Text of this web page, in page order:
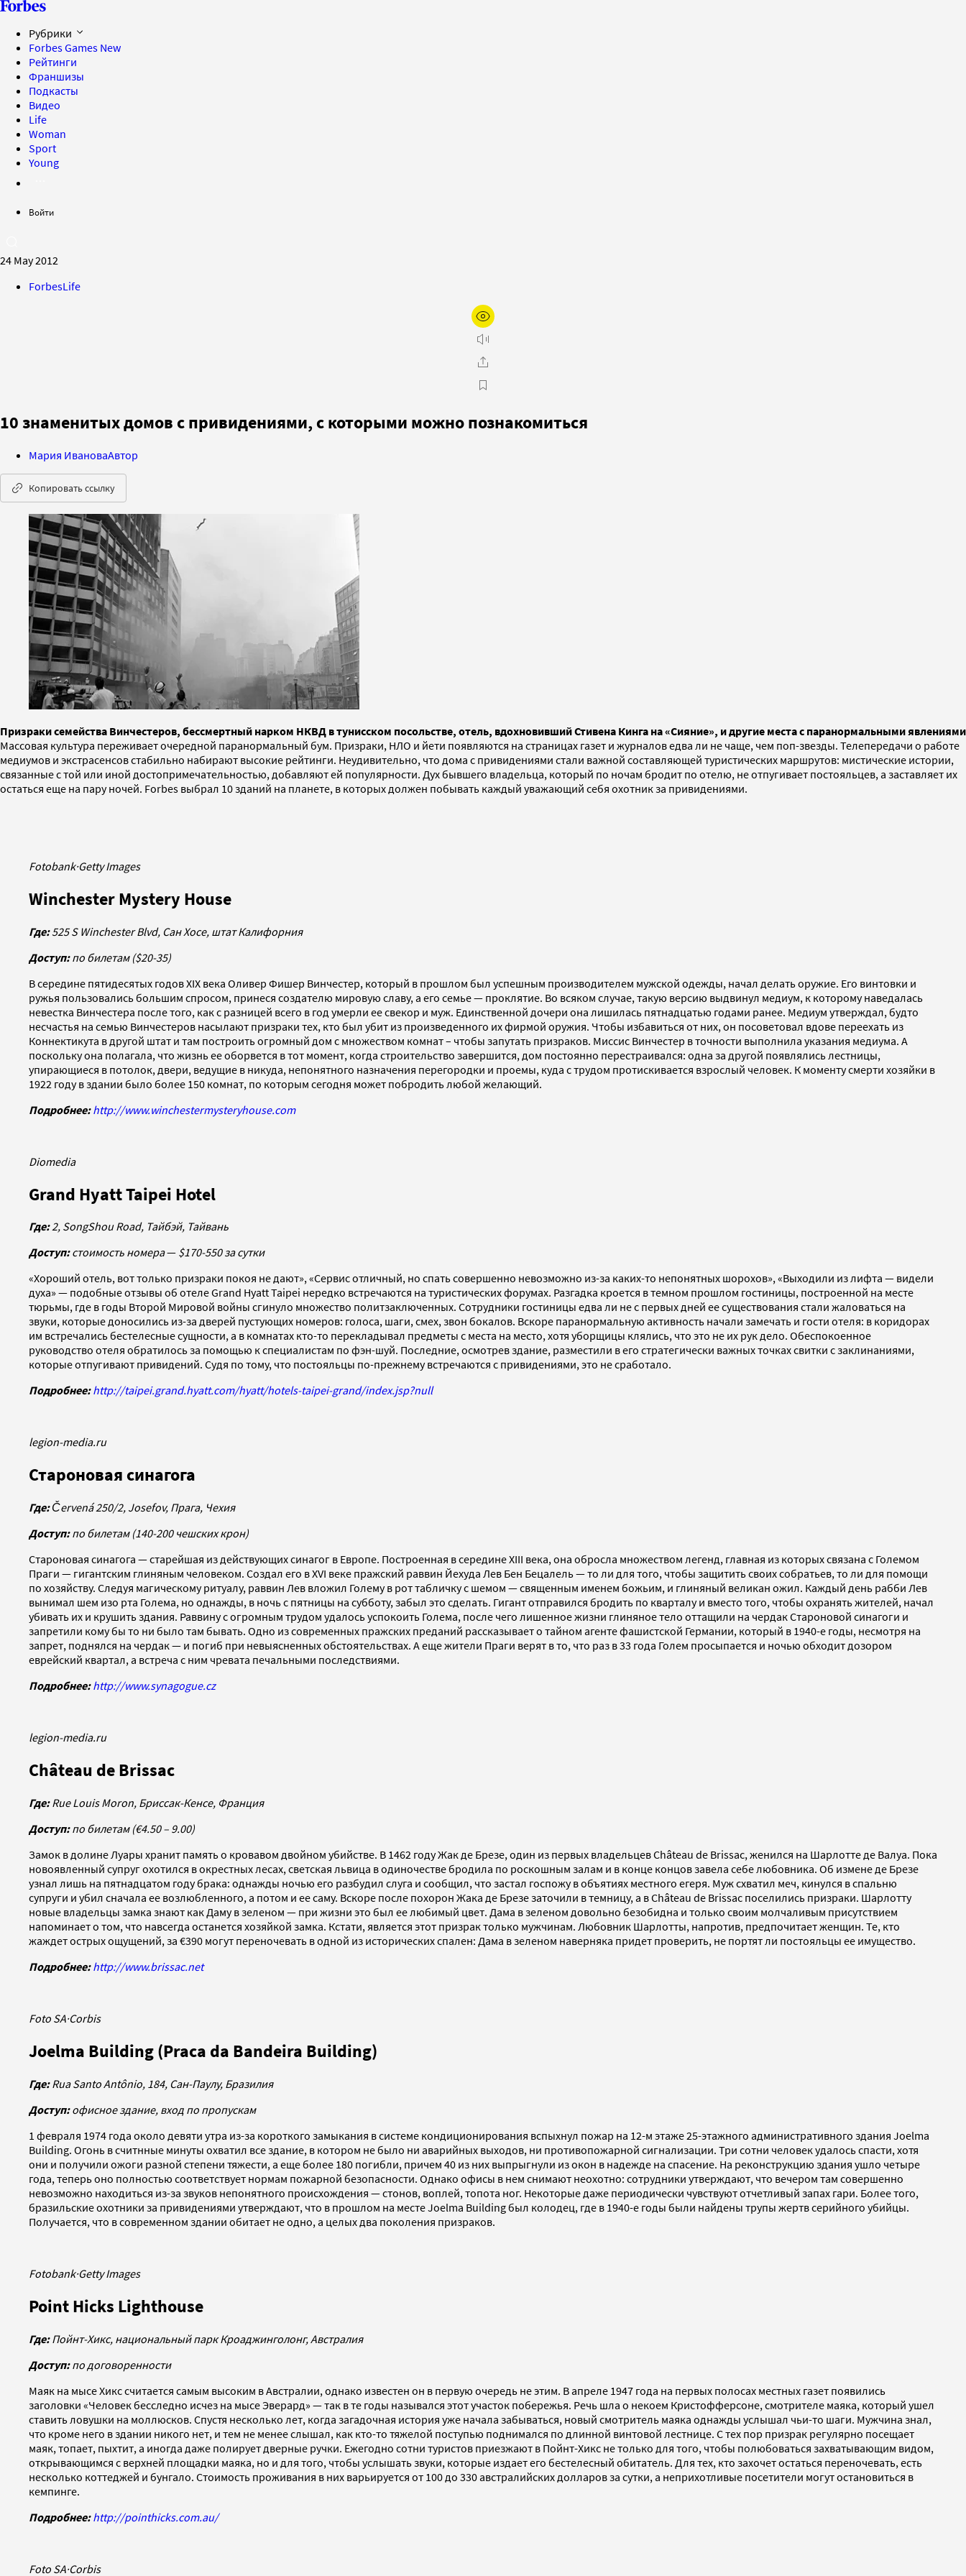
Рубрики
Forbes Games New
Рейтинги
Франшизы
Подкасты
Видео
Life
Woman
Sport
Young
Войти
24 May 2012
ForbesLife
10 знаменитых домов с привидениями, с которыми можно познакомиться
Мария ИвановаАвтор
Копировать ссылку
Призраки семейства Винчестеров, бессмертный нарком НКВД в тунисском посольстве, отель, вдохновивший Стивена Кинга на «Сияние», и другие места с паранормальными явлениями
Массовая культура переживает очередной паранормальный бум. Призраки, НЛО и йети появляются на страницах газет и журналов едва ли не чаще, чем поп-звезды. Телепередачи о работе
медиумов и экстрасенсов стабильно набирают высокие рейтинги. Неудивительно, что дома с привидениями стали важной составляющей туристических маршрутов: мистические истории,
связанные с той или иной достопримечательностью, добавляют ей популярности. Дух бывшего владельца, который по ночам бродит по отелю, не отпугивает постояльцев, а заставляет их
остаться еще на пару ночей. Forbes выбрал 10 зданий на планете, в которых должен побывать каждый уважающий себя охотник за привидениями.
Fotobank·Getty Images
Winchester Mystery House
Где:525 S Winchester Blvd, Сан Хосе, штат Калифорния
Доступ:по билетам ($20-35)
В середине пятидесятых годов XIX века Оливер Фишер Винчестер, который в прошлом был успешным производителем мужской одежды, начал делать оружие. Его винтовки и
ружья пользовались большим спросом, принеся создателю мировую славу, а его семье — проклятие. Во всяком случае, такую версию выдвинул медиум, к которому наведалась
невестка Винчестера после того, как с разницей всего в год умерли ее свекор и муж. Единственной дочери она лишилась пятнадцатью годами ранее. Медиум утверждал, будто
несчастья на семью Винчестеров насылают призраки тех, кто был убит из произведенного их фирмой оружия. Чтобы избавиться от них, он посоветовал вдове переехать из
Коннектикута в другой штат и там построить огромный дом с множеством комнат – чтобы запутать призраков. Миссис Винчестер в точности выполнила указания медиума. А
поскольку она полагала, что жизнь ее оборвется в тот момент, когда строительство завершится, дом постоянно перестраивался: одна за другой появлялись лестницы,
упирающиеся в потолок, двери, ведущие в никуда, непонятного назначения перегородки и проемы, куда с трудом протискивается взрослый человек. К моменту смерти хозяйки в
1922 году в здании было более 150 комнат, по которым сегодня может побродить любой желающий.
Подробнее: http://www.winchestermysteryhouse.com
Diomedia
Grand Hyatt Taipei Hotel
Где:2, SongShou Road, Тайбэй, Тайвань
Доступ:стоимость номера— $170-550 за сутки
«Хороший отель, вот только призраки покоя не дают», «Сервис отличный, но спать совершенно невозможно из-за каких-то непонятных шорохов», «Выходили из лифта — видели
духа» — подобные отзывы об отеле Grand Hyatt Taipei нередко встречаются на туристических форумах. Разгадка кроется в темном прошлом гостиницы, построенной на месте
тюрьмы, где в годы Второй Мировой войны сгинуло множество политзаключенных. Сотрудники гостиницы едва ли не с первых дней ее существования стали жаловаться на
звуки, которые доносились из-за дверей пустующих номеров: голоса, шаги, смех, звон бокалов. Вскоре паранормальную активность начали замечать и гости отеля: в коридорах
им встречались бестелесные сущности, а в комнатах кто-то перекладывал предметы с места на место, хотя уборщицы клялись, что это не их рук дело. Обеспокоенное
руководство отеля обратилось за помощью к специалистам по фэн-шуй. Последние, осмотрев здание, разместили в его стратегически важных точках свитки с заклинаниями,
которые отпугивают привидений. Судя по тому, что постояльцы по-прежнему встречаются с привидениями, это не сработало.
Подробнее: http://taipei.grand.hyatt.com/hyatt/hotels-taipei-grand/index.jsp?null
legion-media.ru
Староновая синагога
Где: Červená 250/2, Josefov, Прага, Чехия
Доступ:по билетам (140-200 чешских крон)
Староновая синагога — старейшая из действующих синагог в Европе. Построенная в середине XIII века, она обросла множеством легенд, главная из которых связана с Големом
Праги — гигантским глиняным человеком. Создал его в XVI веке пражский раввин Йехуда Лев Бен Бецалель — то ли для того, чтобы защитить своих собратьев, то ли для помощи
по хозяйству. Следуя магическому ритуалу, раввин Лев вложил Голему в рот табличку с шемом — священным именем божьим, и глиняный великан ожил. Каждый день рабби Лев
вынимал шем изо рта Голема, но однажды, в ночь с пятницы на субботу, забыл это сделать. Гигант отправился бродить по кварталу и вместо того, чтобы охранять жителей, начал
убивать их и крушить здания. Раввину с огромным трудом удалось успокоить Голема, после чего лишенное жизни глиняное тело оттащили на чердак Староновой синагоги и
запретили кому бы то ни было там бывать. Одно из современных пражских преданий рассказывает о тайном агенте фашистской Германии, который в 1940-е годы, несмотря на
запрет, поднялся на чердак — и погиб при невыясненных обстоятельствах. А еще жители Праги верят в то, что раз в 33 года Голем просыпается и ночью обходит дозором
еврейский квартал, а встреча с ним чревата печальными последствиями.
Подробнее: http://www.synagogue.cz
legion-media.ru
Château de Brissac
Где:Rue Louis Moron, Бриссак-Кенсе, Франция
Доступ: по билетам (€4.50 – 9.00)
Замок в долине Луары хранит память о кровавом двойном убийстве. В 1462 году Жак де Брезе, один из первых владельцев Château de Brissac, женился на Шарлотте де Валуа. Пока
новоявленный супруг охотился в окрестных лесах, светская львица в одиночестве бродила по роскошным залам и в конце концов завела себе любовника. Об измене де Брезе
узнал лишь на пятнадцатом году брака: однажды ночью его разбудил слуга и сообщил, что застал госпожу в объятиях местного егеря. Муж схватил меч, кинулся в спальню
супруги и убил сначала ее возлюбленного, а потом и ее саму. Вскоре после похорон Жака де Брезе заточили в темницу, а в Château de Brissac поселились призраки. Шарлотту
новые владельцы замка знают как Даму в зеленом — при жизни это был ее любимый цвет. Дама в зеленом довольно безобидна и только своим молчаливым присутствием
напоминает о том, что навсегда останется хозяйкой замка. Кстати, является этот призрак только мужчинам. Любовник Шарлотты, напротив, предпочитает женщин. Те, кто
жаждет острых ощущений, за €390 могут переночевать в одной из исторических спален: Дама в зеленом наверняка придет проверить, не портят ли постояльцы ее имущество.
Подробнее: http://www.brissac.net
Foto SA·Corbis
Joelma Building (Praca da Bandeira Building)
Где: Rua Santo Antônio, 184, Сан-Паулу, Бразилия
Доступ:офисное здание, вход по пропускам
1 февраля 1974 года около девяти утра из-за короткого замыкания в системе кондиционирования вспыхнул пожар на 12-м этаже 25-этажного административного здания Joelma
Building. Огонь в считнные минуты охватил все здание, в котором не было ни аварийных выходов, ни противопожарной сигнализации. Три сотни человек удалось спасти, хотя
они и получили ожоги разной степени тяжести, а еще более 180 погибли, причем 40 из них выпрыгнули из окон в надежде на спасение. На реконструкцию здания ушло четыре
года, теперь оно полностью соответствует нормам пожарной безопасности. Однако офисы в нем снимают неохотно: сотрудники утверждают, что вечером там совершенно
невозможно находиться из-за звуков непонятного происхождения — стонов, воплей, топота ног. Некоторые даже периодически чувствуют отчетливый запах гари. Более того,
бразильские охотники за привидениями утверждают, что в прошлом на месте Joelma Building был колодец, где в 1940-е годы были найдены трупы жертв серийного убийцы.
Получается, что в современном здании обитает не одно, а целых два поколения призраков.
Fotobank·Getty Images
Point Hicks Lighthouse
Где:Пойнт-Хикс, национальный парк Кроаджинголонг, Австралия
Доступ:по договоренности
Маяк на мысе Хикс считается самым высоким в Австралии, однако известен он в первую очередь не этим. В апреле 1947 года на первых полосах местных газет появились
заголовки «Человек бесследно исчез на мысе Эверард» — так в те годы назывался этот участок побережья. Речь шла о некоем Кристофферсоне, смотрителе маяка, который ушел
ставить ловушки на моллюсков. Спустя несколько лет, когда загадочная история уже начала забываться, новый смотритель маяка однажды услышал чьи-то шаги. Мужчина знал,
что кроме него в здании никого нет, и тем не менее слышал, как кто-то тяжелой поступью поднимался по длинной винтовой лестнице. С тех пор призрак регулярно посещает
маяк, топает, пыхтит, а иногда даже полирует дверные ручки. Ежегодно сотни туристов приезжают в Пойнт-Хикс не только для того, чтобы полюбоваться захватывающим видом,
открывающимся с верхней площадки маяка, но и для того, чтобы услышать звуки, которые издает его бестелесный обитатель. Для тех, кто захочет остаться переночевать, есть
несколько коттеджей и бунгало. Стоимость проживания в них варьируется от 100 до 330 австралийских долларов за сутки, а неприхотливые посетители могут остановиться в
кемпинге.
Подробнее:http://pointhicks.com.au/
Foto SA·Corbis